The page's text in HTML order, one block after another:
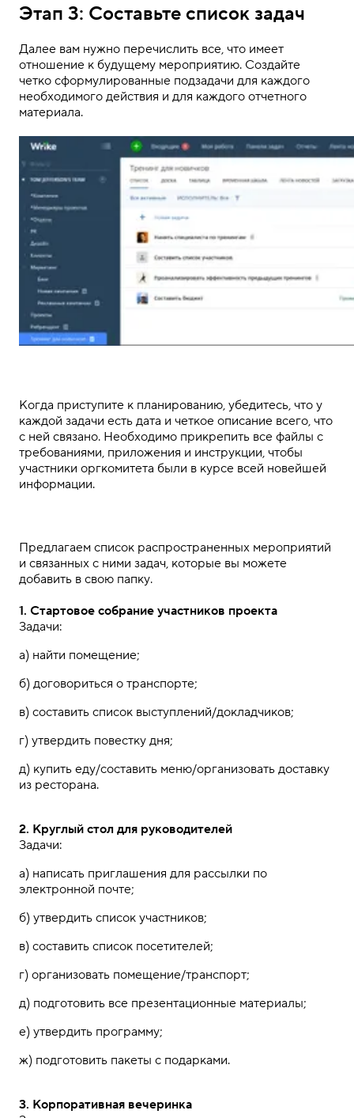
Этап 3: Составьте список задач
Далее вам нужно перечислить все, что имеет
отношение к будущему мероприятию. Создайте
четко сформулированные подзадачи для каждого
необходимого действия и для каждого отчетного
материала.
Когда приступите к планированию, убедитесь, что у
каждой задачи есть дата и четкое описание всего, что
с ней связано. Необходимо прикрепить все файлы с
требованиями, приложения и инструкции, чтобы
участники оргкомитета были в курсе всей новейшей
информации.
Предлагаем список распространенных мероприятий
и связанных с ними задач, которые вы можете
добавить в свою папку.
1. Стартовое собрание участников проекта
Задачи:
а) найти помещение;
б) договориться о транспорте;
в) составить список выступлений/докладчиков;
г) утвердить повестку дня;
д) купить еду/составить меню/организовать доставку
из ресторана.
2. Круглый стол для руководителей
Задачи:
а) написать приглашения для рассылки по
электронной почте;
б) утвердить список участников;
в) составить список посетителей;
г) организовать помещение/транспорт;
д) подготовить все презентационные материалы;
е) утвердить программу;
ж) подготовить пакеты с подарками.
3. Корпоративная вечеринка